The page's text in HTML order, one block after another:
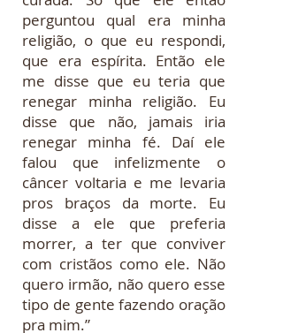
perguntou qual era minha
religião, o que eu respondi,
que era espírita. Então ele
me disse que eu teria que
renegar minha religião. Eu
disse que não, jamais iria
renegar minha fé. Daí ele
falou que infelizmente o
câncer voltaria e me levaria
pros braços da morte. Eu
disse a ele que preferia
morrer, a ter que conviver
com cristãos como ele. Não
quero irmão, não quero esse
tipo de gente fazendo oração
pra mim.”